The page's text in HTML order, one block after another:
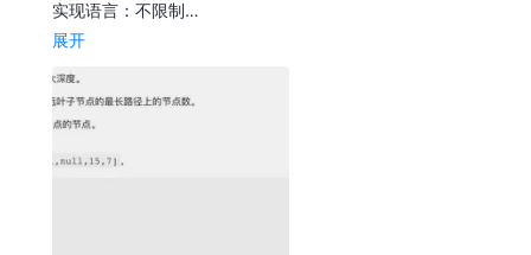
实现语言：不限制…
展开